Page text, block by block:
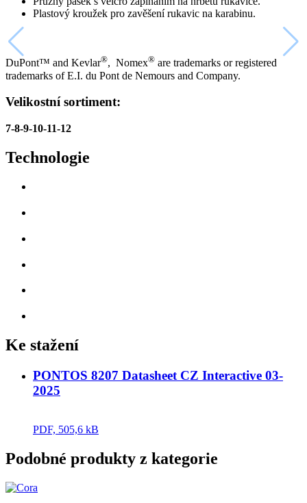
Plastový kroužek pro zavěšení rukavic na karabinu.
DuPont™ and Kevlar®, Nomex® are trademarks or registered
trademarks of E.I. du Pont de Nemours and Company.
Velikostní sortiment:
7-8-9-10-11-12
Technologie
Ke stažení
PONTOS 8207 Datasheet CZ Interactive 03-
2025
PDF, 505,6 kB
Podobné produkty z kategorie